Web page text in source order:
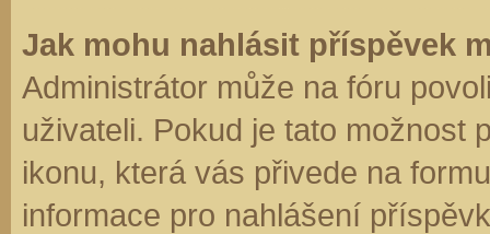
Jak mohu nahlásit příspěvek
Administrátor může na fóru
uživateli. Pokud je tato možnost
ikonu, která vás přivede na
informace pro nahlášení